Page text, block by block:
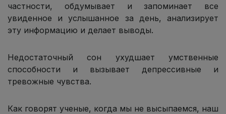
частности, обдумывает и запоминает все
увиденное и услышанное за день, анализирует
эту информацию и делает выводы.
Недостаточный сон ухудшает умственные
способности и вызывает депрессивные и
тревожные чувства.
Как говорят ученые, когда мы не высыпаемся, наш